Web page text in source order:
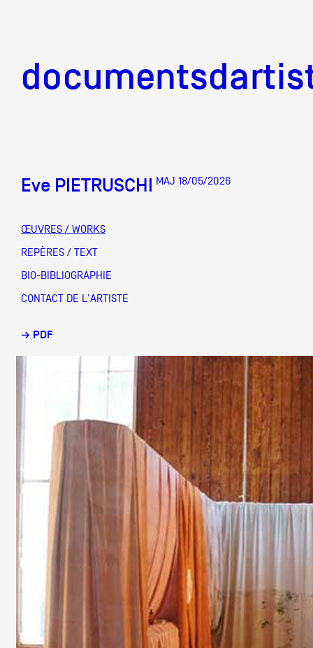
Équipe
Partenaires
Crédits
Actions
Documentation
Visites d'ateliers
Production vidéo
Eve PIETRUSCHI MAJ 18/05/2026
ŒUVRES / WORKS
REPÈRES / TEXT
BIO-BIBLIOGRAPHIE
CONTACT DE L'ARTISTE
→ PDF